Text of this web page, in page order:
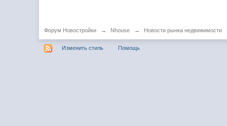
Форум Новостройки → Nhouse → Новости рынка недвижимости
Изменить стиль Помощь